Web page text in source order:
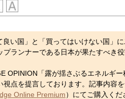
い国」と「買ってはいけない国」
ランナーである日本が果たすべき役
OPINION「露が揺さぶるエネルギー
点を提言しております。記事内容を
Online Premium）にてご購入くだ